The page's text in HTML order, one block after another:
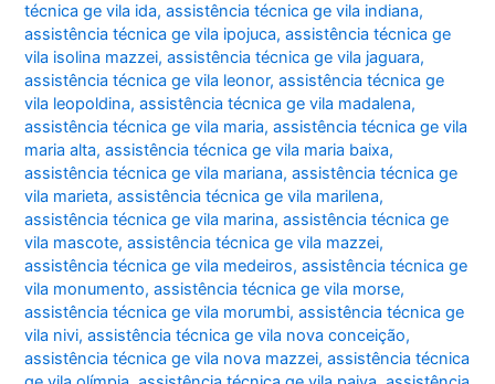
técnica ge vila ida,assistência técnica ge vila indiana,
assistência técnica ge vila ipojuca,assistência técnica ge
vila isolina mazzei,assistência técnica ge vila jaguara,
assistência técnica ge vila leonor,assistência técnica ge
vila leopoldina,assistência técnica ge vila madalena,
assistência técnica ge vila maria,assistência técnica ge vila
maria alta,assistência técnica ge vila maria baixa,
assistência técnica ge vila mariana,assistência técnica ge
vila marieta,assistência técnica ge vila marilena,
assistência técnica ge vila marina,assistência técnica ge
vila mascote,assistência técnica ge vila mazzei,
assistência técnica ge vila medeiros,assistência técnica ge
vila monumento,assistência técnica ge vila morse,
assistência técnica ge vila morumbi,assistência técnica ge
vila nivi,assistência técnica ge vila nova conceição,
assistência técnica ge vila nova mazzei,assistência técnica